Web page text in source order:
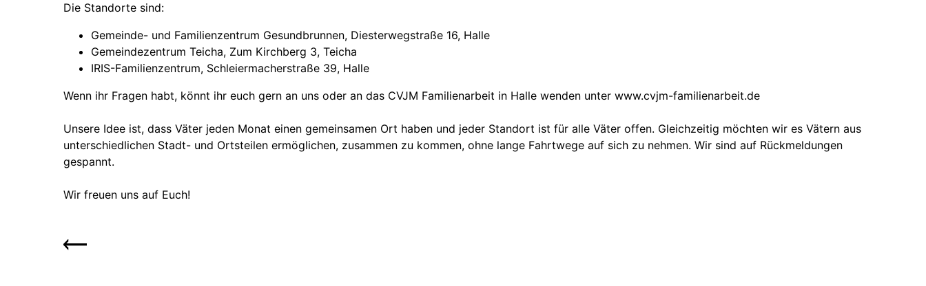
Die Standorte sind:
Gemeinde- und Familienzentrum Gesundbrunnen, Diesterwegstraße 16, Halle
Gemeindezentrum Teicha, Zum Kirchberg 3, Teicha
IRIS-Familienzentrum, Schleiermacherstraße 39, Halle
Wenn ihr Fragen habt, könnt ihr euch gern an uns oder an das CVJM Familienarbeit in Halle wenden unter www.cvjm-familienarbeit.de
Unsere Idee ist, dass Väter jeden Monat einen gemeinsamen Ort haben und jeder Standort ist für alle Väter offen. Gleichzeitig möchten wir es Vätern aus
unterschiedlichen Stadt- und Ortsteilen ermöglichen, zusammen zu kommen, ohne lange Fahrtwege auf sich zu nehmen. Wir sind auf Rückmeldungen
gespannt.
Wir freuen uns auf Euch!